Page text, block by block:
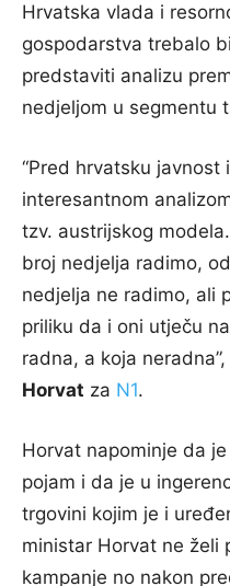
Hrvatska vlada i
gospodarstva trebalo
predstaviti analizu
nedjeljom u segmentu
“Pred hrvatsku
interesantnom
tzv. austrijskog
broj nedjelja radimo,
nedjelja ne radimo, ali
priliku da i oni utječu
radna, a koja
Horvat za N1.
Horvat napominje da
pojam i da je u
trgovini kojim je i
ministar Horvat ne želi
kampanje no nakon